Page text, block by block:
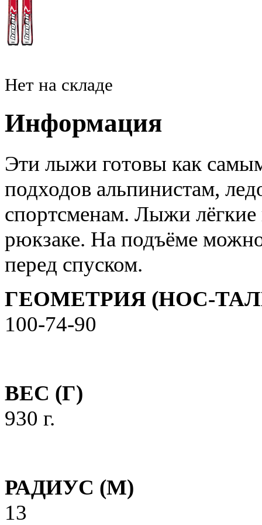
Нет на складе
Информация
Эти лыжи готовы как
подходов альпинистам,
спортсменам. Лыжи
рюкзаке. На подъёме можно
перед спуском.
ГЕОМЕТРИЯ (НОС-
100-74-90
ВЕС (Г)
930 г.
РАДИУС (M)
13